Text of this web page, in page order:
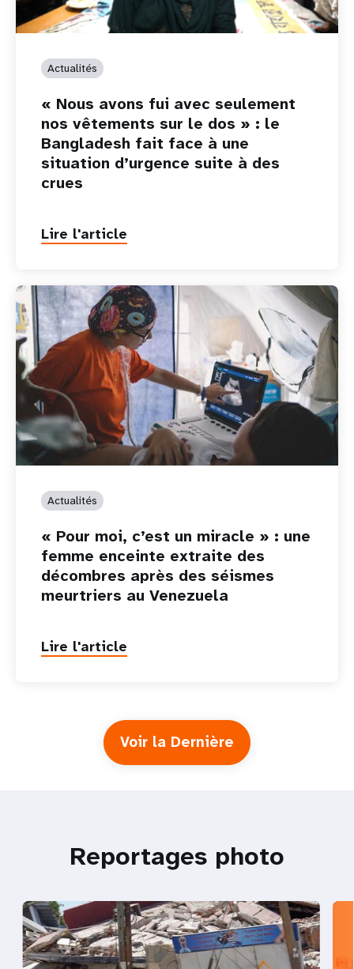
Actualités
« Nous avons fui avec seulement
nos vêtements sur le dos » : le
Bangladesh fait face à une
situation d’urgence suite à des
crues
Lire l'article
Actualités
« Pour moi, c’est un miracle » : une
femme enceinte extraite des
décombres après des séismes
meurtriers au Venezuela
Lire l'article
Voir la Dernière
Reportages photo